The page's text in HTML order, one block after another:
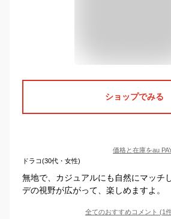
ショップでみる
価格と在庫をau
ドラコ(30代・女性)
無地で、カジュアルにも自然にマッチ
デの視野が広がって、楽しめますよ。
全てのおすすめコメント (1